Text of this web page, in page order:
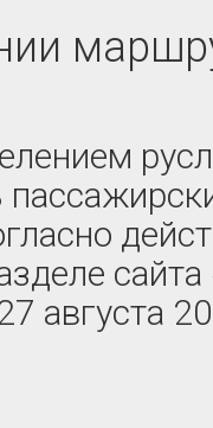
августа